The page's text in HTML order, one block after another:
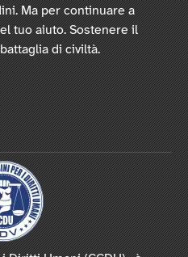
Ma per continuare a
tuo aiuto. Sostenere il
di civiltà.